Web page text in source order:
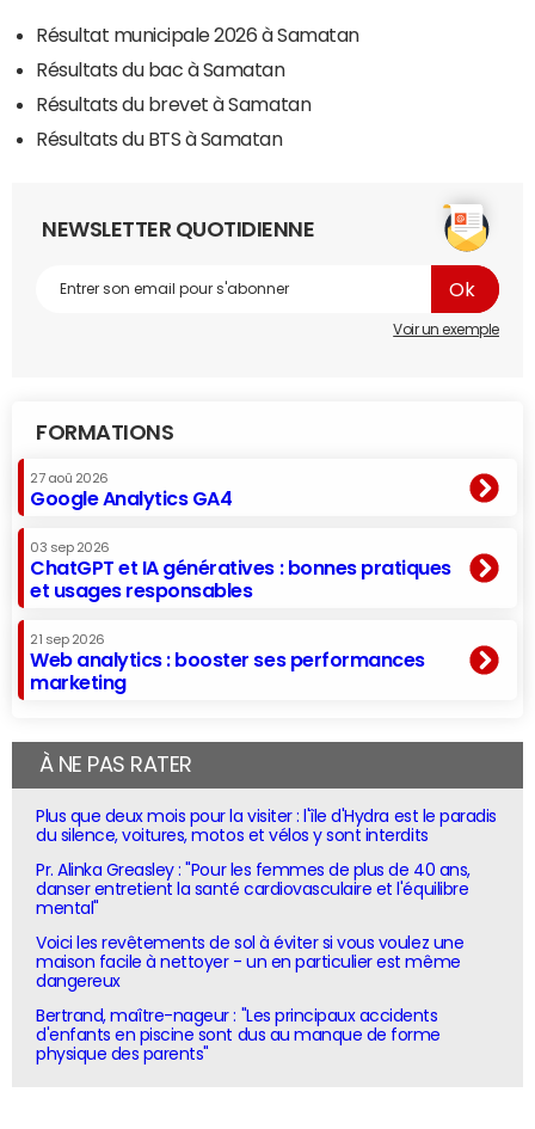
Résultat municipale 2026 à Samatan
Résultats du bac à Samatan
Résultats du brevet à Samatan
Résultats du BTS à Samatan
NEWSLETTER QUOTIDIENNE
Voir un exemple
FORMATIONS
27 aoû 2026
Google Analytics GA4
03 sep 2026
ChatGPT et IA génératives : bonnes pratiques
et usages responsables
21 sep 2026
Web analytics : booster ses performances
marketing
À NE PAS RATER
Plus que deux mois pour la visiter : l'île d'Hydra est le paradis
du silence, voitures, motos et vélos y sont interdits
Pr. Alinka Greasley : "Pour les femmes de plus de 40 ans,
danser entretient la santé cardiovasculaire et l'équilibre
mental"
Voici les revêtements de sol à éviter si vous voulez une
maison facile à nettoyer - un en particulier est même
dangereux
Bertrand, maître-nageur : "Les principaux accidents
d'enfants en piscine sont dus au manque de forme
physique des parents"